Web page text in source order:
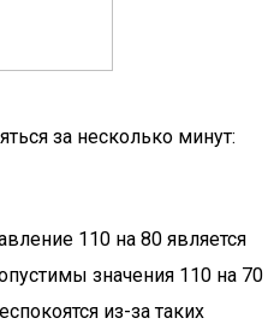
за несколько минут:
110 на 80 является
значения 110 на 70
из-за таких